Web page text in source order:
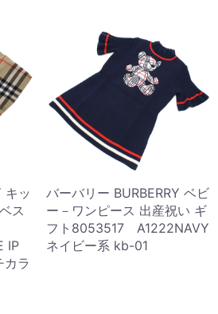
キッ
ス
IP
カラ
バーバリー BURBERRY ベビ
ー－ワンピース 出産祝い ギ
フト8053517 A1222NAVY
ネイビー系 kb-01